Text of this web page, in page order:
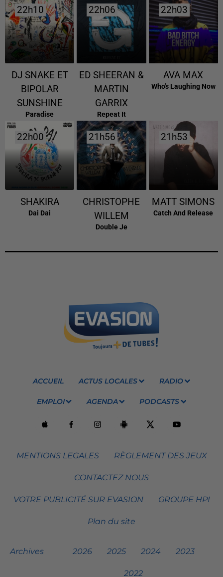
22h10
22h10
DJ SNAKE ET
BIPOLAR
SUNSHINE
Paradise
22h06
22h06
ED SHEERAN &
MARTIN
GARRIX
Repeat It
22h03
22h03
AVA MAX
Who's Laughing Now
22h00
22h00
SHAKIRA
Dai Dai
21h56
21h56
CHRISTOPHE
WILLEM
Double Je
21h53
21h53
MATT SIMONS
Catch And Release
ACCUEIL ACTUS LOCALES RADIO
EMPLOI AGENDA PODCASTS
MENTIONS LEGALES RÈGLEMENT DES JEUX
CONTACTEZ NOUS
VOTRE PUBLICITÉ SUR EVASION GROUPE HPI
Plan du site
Archives 2026 2025 2024 2023
2022